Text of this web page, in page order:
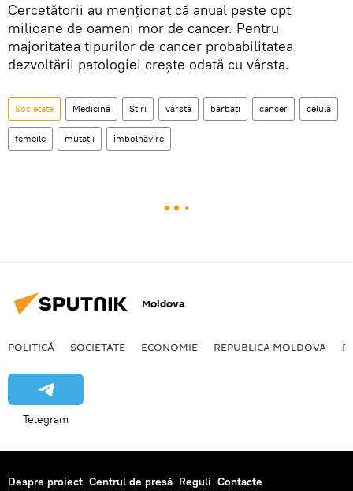
Cercetătorii au menționat că anual peste opt
milioane de oameni mor de cancer. Pentru
majoritatea tipurilor de cancer probabilitatea
dezvoltării patologiei crește odată cu vârsta.
Societate Medicină Știri vârstă bărbați cancer celulă
femeile mutații îmbolnăvire
Moldova
POLITICĂ SOCIETATE ECONOMIE REPUBLICA MOLDOVA
Telegram
Despre proiect Centrul de presă Reguli Contacte